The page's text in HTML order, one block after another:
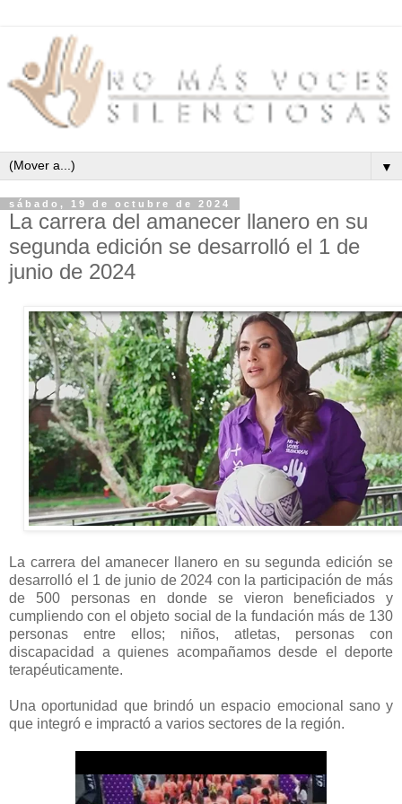
▼
sábado, 19 de octubre de 2024
La carrera del amanecer llanero en su
segunda edición se desarrolló el 1 de
junio de 2024
La carrera del amanecer llanero en su segunda edición se
desarrolló el 1 de junio de 2024 con la participación de más
de 500 personas en donde se vieron beneficiados y
cumpliendo con el objeto social de la fundación más de 130
personas entre ellos; niños, atletas, personas con
discapacidad a quienes acompañamos desde el deporte
terapéuticamente.
Una oportunidad que brindó un espacio emocional sano y
que integró e impractó a varios sectores de la región.